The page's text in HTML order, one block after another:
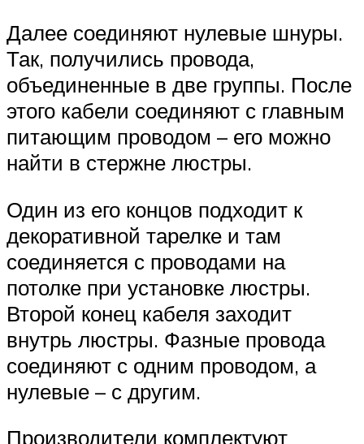
Далее соединяют нулевые шнуры.
Так, получились провода,
объединенные в две группы. После
этого кабели соединяют с главным
питающим проводом – его можно
найти в стержне люстры.
Один из его концов подходит к
декоративной тарелке и там
соединяется с проводами на
потолке при установке люстры.
Второй конец кабеля заходит
внутрь люстры. Фазные провода
соединяют с одним проводом, а
нулевые – с другим.
Производители комплектуют